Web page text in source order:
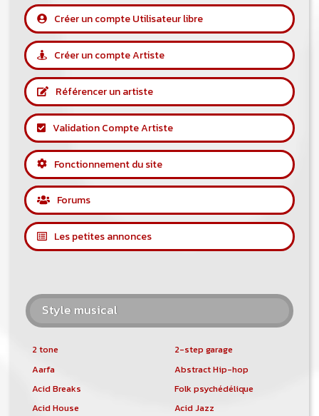
Créer un compte Utilisateur libre
Créer un compte Artiste
Référencer un artiste
Validation Compte Artiste
Fonctionnement du site
Forums
Les petites annonces
Style musical
2 tone
2-step garage
Aarfa
Abstract Hip-hop
Acid Breaks
Folk psychédélique
Acid House
Acid Jazz